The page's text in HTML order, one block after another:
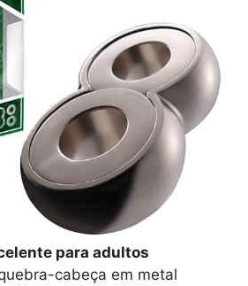
para adultos
cabeça em metal